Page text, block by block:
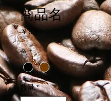
商品名
￥85
格
色 *
数量 *